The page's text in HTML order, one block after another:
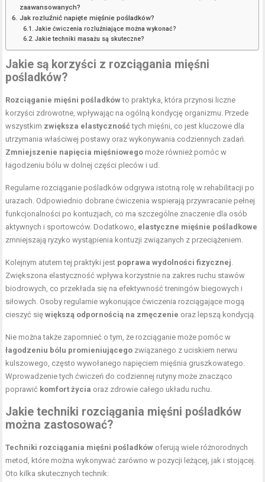
zaawansowanych?
Jak rozluźnić napięte mięśnie pośladków?
Jakie ćwiczenia rozluźniające można wykonać?
Jakie techniki masażu są skuteczne?
Jakie są korzyści z rozciągania mięśni
pośladków?
Rozciąganie mięśni pośladkówto praktyka, która przynosi liczne
korzyści zdrowotne, wpływając na ogólną kondycję organizmu. Przede
wszystkim zwiększa elastycznośćtych mięśni, co jest kluczowe dla
utrzymania właściwej postawy oraz wykonywania codziennych zadań.
Zmniejszenie napięcia mięśniowego może również pomóc w
łagodzeniu bólu w dolnej części pleców i ud.
Regularne rozciąganie pośladków odgrywa istotną rolę w rehabilitacji po
urazach. Odpowiednio dobrane ćwiczenia wspierają przywracanie pełnej
funkcjonalności po kontuzjach, co ma szczególne znaczenie dla osób
aktywnych i sportowców. Dodatkowo, elastyczne mięśnie pośladkowe
zmniejszają ryzyko wystąpienia kontuzji związanych z przeciążeniem.
Kolejnym atutem tej praktyki jest poprawa wydolności fizycznej.
Zwiększona elastyczność wpływa korzystnie na zakres ruchu stawów
biodrowych, co przekłada się na efektywność treningów biegowych i
siłowych. Osoby regularnie wykonujące ćwiczenia rozciągające mogą
cieszyć sięwiększą odpornością na zmęczenie oraz lepszą kondycją.
Nie można także zapomnieć o tym, że rozciąganie może pomóc w
łagodzeniu bólu promieniującego związanego z uciskiem nerwu
kulszowego, często wywołanego napięciem mięśnia gruszkowatego.
Wprowadzenie tych ćwiczeń do codziennej rutyny może znacząco
poprawić komfort życia oraz zdrowie całego układu ruchu.
Jakietechniki rozciągania mięśni pośladków
można zastosować?
Techniki rozciągania mięśni pośladków oferują wiele różnorodnych
metod, które można wykonywać zarówno w pozycji leżącej, jak i stojącej.
Oto kilka skutecznych technik: